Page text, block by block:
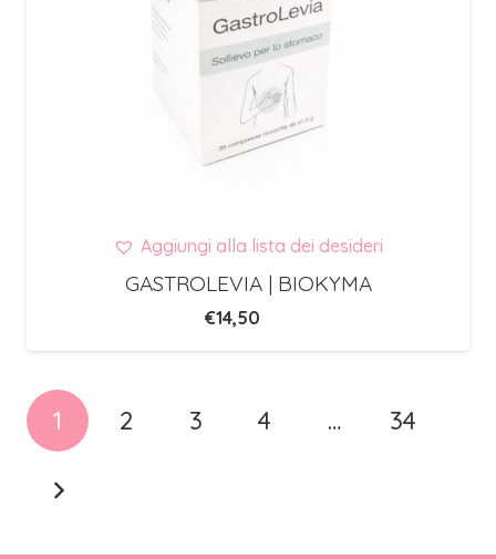
Aggiungi alla lista dei desideri
GASTROLEVIA | BIOKYMA
€14,50
1 2 3 4 … 34